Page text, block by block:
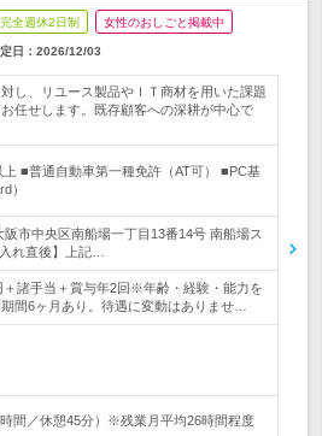
完全週休2日制 女性のおしごと掲載中
日： 2026/12/03
し、リユース製品やＩＴ商材を用いた課題
任せします。既存顧客への深耕が中心で
■普通自動車第一種免許（AT可） ■PC基
）
市中央区南船場一丁目13番14号 南船場ス
れ直後】上記…
＋諸手当＋賞与年2回※年齢・経験・能力を
間6ヶ月あり。待遇に変動はありませ…
間／休憩45分）※残業月平均26時間程度